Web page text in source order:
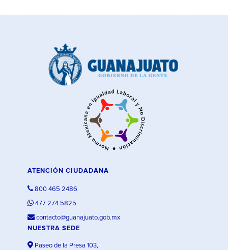
ATENCIÓN CIUDADANA
800 465 2486
477 274 5825
contacto@guanajuato.gob.mx
NUESTRA SEDE
Paseo de la Presa 103,